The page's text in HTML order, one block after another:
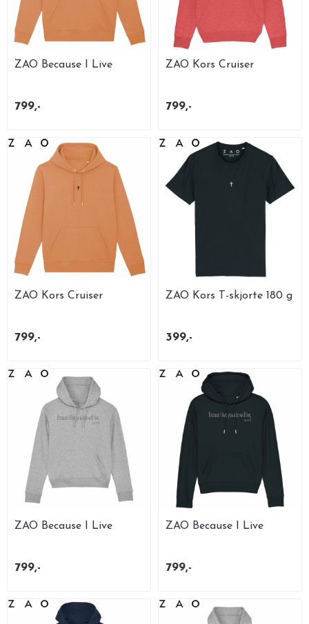
ZAO Because I Live
799,-
ZAO Kors Cruiser
799,-
ZAO Kors Cruiser
799,-
ZAO Kors T-skjorte 180 g
399,-
ZAO Because I Live
799,-
ZAO Because I Live
799,-